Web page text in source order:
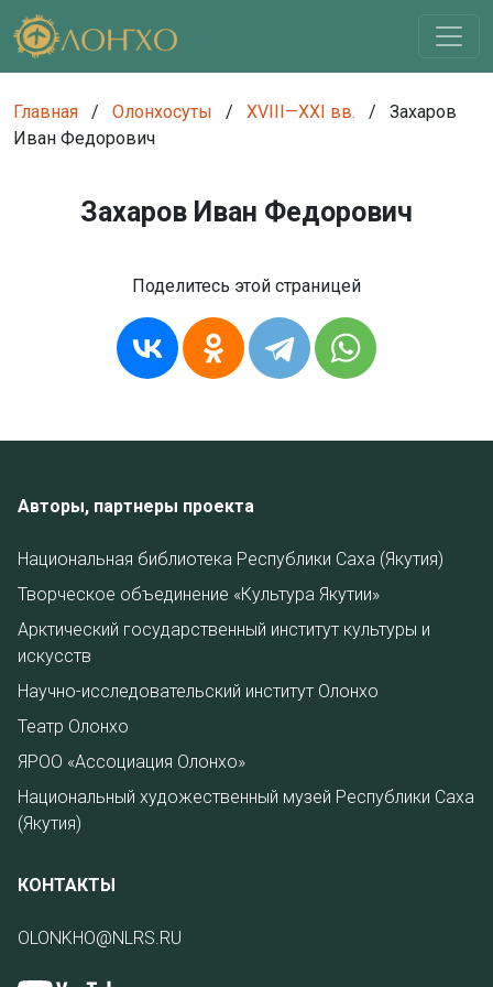
Главная / Олонхосуты / XVIII—XXI вв. /
Захаров
Иван Федорович
Захаров Иван Федорович
Поделитесь этой страницей
Авторы, партнеры проекта
Национальная библиотека Республики Саха (Якутия)
Творческое объединение «Культура Якутии»
Арктический государственный институт культуры и
искусств
Научно-исследовательский институт Олонхо
Театр Олонхо
ЯРОО «Ассоциация Олонхо»
Национальный художественный музей Республики Саха
(Якутия)
КОНТАКТЫ
OLONKHO@NLRS.RU